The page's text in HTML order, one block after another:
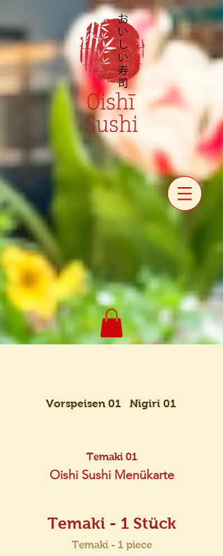
Vorspeisen 01 Nigiri 01
Temaki 01
Oishi Sushi Menükarte
Temaki - 1 Stück
Temaki - 1 piece